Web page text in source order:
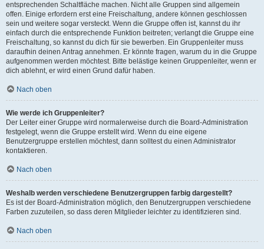
entsprechenden Schaltfläche machen. Nicht alle Gruppen sind allgemein
offen. Einige erfordern erst eine Freischaltung, andere können geschlossen
sein und weitere sogar versteckt. Wenn die Gruppe offen ist, kannst du ihr
einfach durch die entsprechende Funktion beitreten; verlangt die Gruppe eine
Freischaltung, so kannst du dich für sie bewerben. Ein Gruppenleiter muss
daraufhin deinen Antrag annehmen. Er könnte fragen, warum du in die Gruppe
aufgenommen werden möchtest. Bitte belästige keinen Gruppenleiter, wenn er
dich ablehnt, er wird einen Grund dafür haben.
Nach oben
Wie werde ich Gruppenleiter?
Der Leiter einer Gruppe wird normalerweise durch die Board-Administration
festgelegt, wenn die Gruppe erstellt wird. Wenn du eine eigene
Benutzergruppe erstellen möchtest, dann solltest du einen Administrator
kontaktieren.
Nach oben
Weshalb werden verschiedene Benutzergruppen farbig dargestellt?
Es ist der Board-Administration möglich, den Benutzergruppen verschiedene
Farben zuzuteilen, so dass deren Mitglieder leichter zu identifizieren sind.
Nach oben